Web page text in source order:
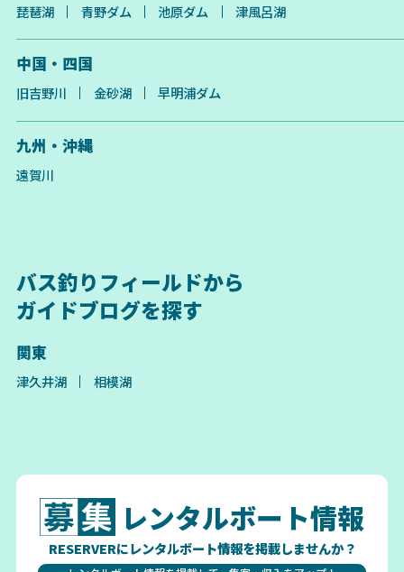
琵琶湖 青野ダム 池原ダム 津風呂湖
中国・四国
旧吉野川 金砂湖 早明浦ダム
九州・沖縄
遠賀川
バス釣りフィールドから
ガイドブログを探す
関東
津久井湖 相模湖
レンタルボート情報
RESERVERにレンタルボート情報を掲載しませんか？